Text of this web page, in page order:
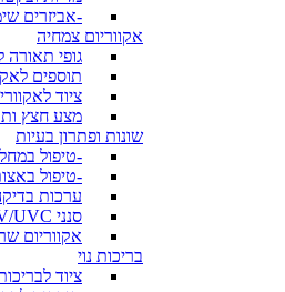
-אביזרים
אקווריום צמחיה
גופי תאורה
תוספים
ציוד
מצע חצץ
שונות ופתרון בעיות
-טיפול
-טיפול
ערכות
סנני UV/UVC
אקווריום
בריכות נוי
ציוד